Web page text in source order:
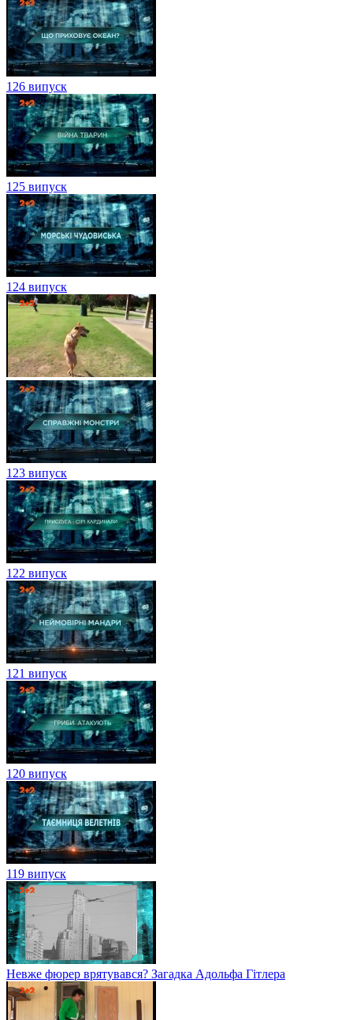
126 випуск
125 випуск
124 випуск
123 випуск
122 випуск
121 випуск
120 випуск
119 випуск
Невже фюрер врятувався? Загадка Адольфа Гітлера